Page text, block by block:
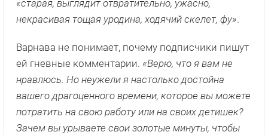
«старая, выглядит отвратительно, ужасно,
некрасивая тощая уродина, ходячий скелет, фу».
Варнава не понимает, почему подписчики пишут
ей гневные комментарии. «Верю, что я вам не
нравлюсь. Но неужели я настолько достойна
вашего драгоценного времени, которое вы можете
потратить на свою работу или на своих детишек?
Зачем вы урываете свои золотые минуты, чтобы